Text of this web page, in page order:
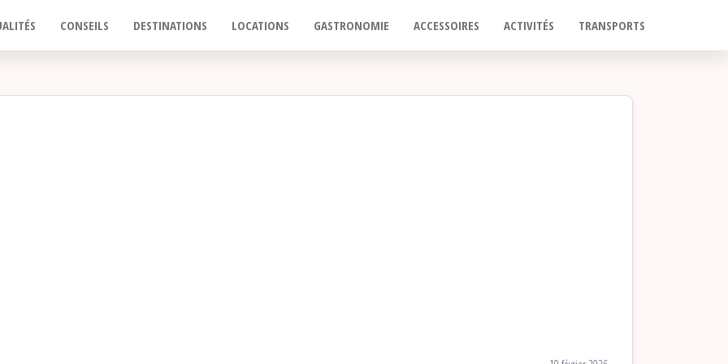
CONSEILS DESTINATIONS LOCATIONS GASTRONOMIE ACCESSOIRES ACTIVITÉS TRANSPORTS